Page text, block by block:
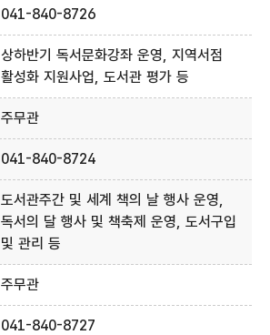
041-840-8726
상하반기 독서문화강좌 운영, 지역서점
활성화 지원사업, 도서관 평가 등
주무관
041-840-8724
도서관주간 및 세계 책의 날 행사 운영,
독서의 달 행사 및 책축제 운영, 도서구입
및 관리 등
주무관
041-840-8727